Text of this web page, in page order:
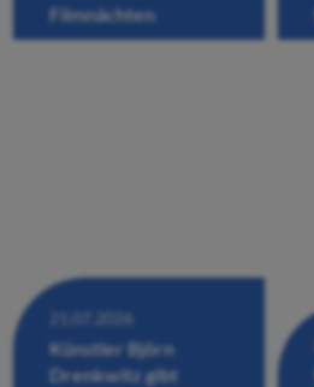
Filmnächten
21.07.2026
Künstler Björn
Drenkwitz gibt